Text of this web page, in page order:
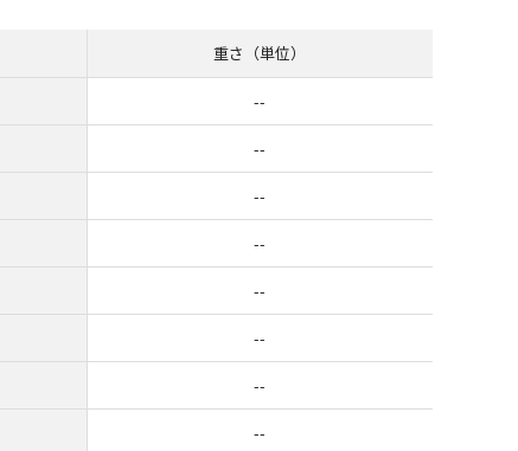
重さ（単位）
--
--
--
--
--
--
--
--